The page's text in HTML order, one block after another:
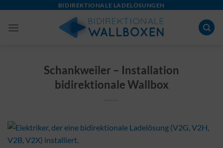
content
BIDIREKTIONALE LADELÖSUNGEN
Schankweiler – Installation
bidirektionale Wallbox